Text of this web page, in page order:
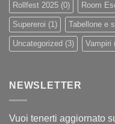
Rollfest 2025 (0) Room
Supereroi (1) Tabellone e
Uncategorized (3) Vampiri
NEWSLETTER
Vuoi tenerti aggiornato